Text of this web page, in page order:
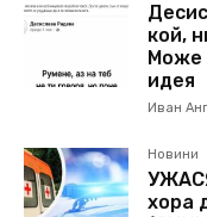
кой,
Може
идея
Иван
Новини
хора